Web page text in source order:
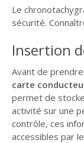
Le
sécurité.
Insertion
Avant de
carte
permet de
activité sur une
contrôle, ces
accessibles par